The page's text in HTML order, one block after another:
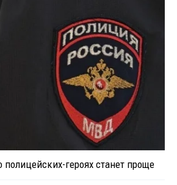
полицейских-героях станет проще